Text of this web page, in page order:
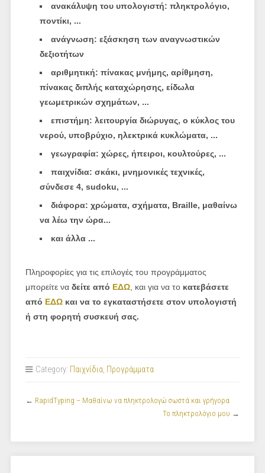
ανακάλυψη του υπολογιστή: πληκτρολόγιο,
ποντίκι, ...
ανάγνωση: εξάσκηση των αναγνωστικών
δεξιοτήτων
αριθμητική: πίνακας μνήμης, αρίθμηση,
πίνακας διπλής καταχώρησης, είδωλα
γεωμετρικών σχημάτων, ...
επιστήμη: λειτουργία διώρυγας, ο κύκλος του
νερού, υποβρύχιο, ηλεκτρικά κυκλώματα, ...
γεωγραφία: χώρες, ήπειροι, κουλτούρες, ...
παιχνίδια: σκάκι, μνημονικές τεχνικές,
σύνδεσε 4, sudoku, ...
διάφορα: χρώματα, σχήματα, Braille, μαθαίνω
να λέω την ώρα...
και άλλα ...
Πληροφορίες για τις επιλογές του προγράμματος
μπορείτε να δείτε από ΕΔΩ, και για να το κατεβάσετε
από ΕΔΩκαι να το εγκαταστήσετε στον υπολογιστή
ή στη φορητή συσκευή σας.
Category: Παιχνίδια, Προγράμματα
← RapidTyping – Μαθαίνω να πληκτρολογώ σωστά και γρήγορα
Το πληκτρολόγιο μου →